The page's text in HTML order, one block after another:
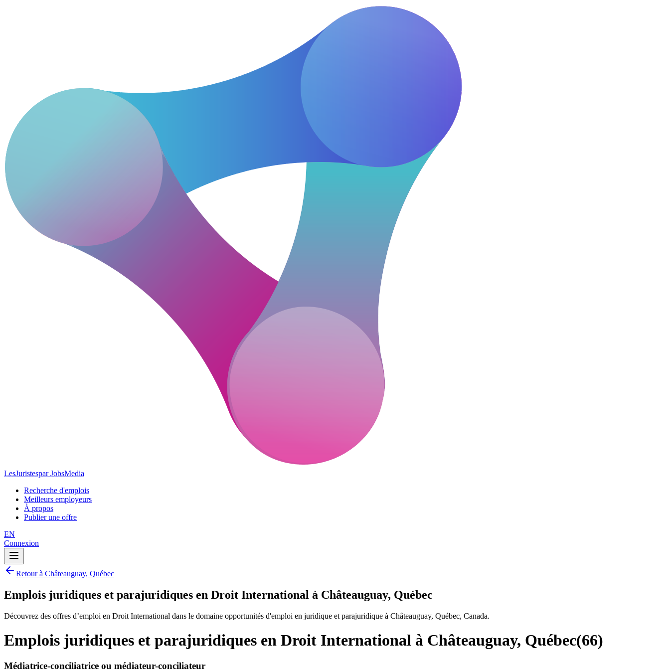
LesJuristespar JobsMedia
Recherche d'emplois
Meilleurs employeurs
À propos
Publier une offre
EN
Connexion
Retour à Châteauguay, Québec
Emplois juridiques et parajuridiques en Droit International à Châteauguay, Québec
Découvrez des offres d’emploi en Droit International dans le domaine opportunités d'emploi en juridique et parajuridique à Châteauguay, Québec, Canada.
Emplois juridiques et parajuridiques en Droit International à Châteauguay, Québec(66)
Médiatrice-conciliatrice ou médiateur-conciliateur